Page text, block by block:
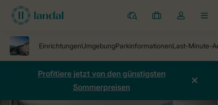
Ferienparks
Meine
Dropdown-
öffnen
Profitiere jetzt von den günstigsten
Sommerpreisen